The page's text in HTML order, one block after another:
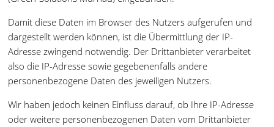
Damit diese Daten im Browser des Nutzers aufgerufen und
dargestellt werden können, ist die Übermittlung der IP-
Adresse zwingend notwendig. Der Drittanbieter verarbeitet
also die IP-Adresse sowie gegebenenfalls andere
personenbezogene Daten des jeweiligen Nutzers.
Wir haben jedoch keinen Einfluss darauf, ob Ihre IP-Adresse
oder weitere personenbezogenen Daten vom Drittanbieter